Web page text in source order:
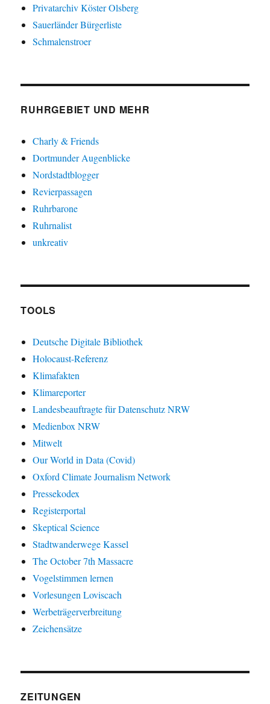
Privatarchiv Köster Olsberg
Sauerländer Bürgerliste
Schmalenstroer
RUHRGEBIET UND MEHR
Charly & Friends
Dortmunder Augenblicke
Nordstadtblogger
Revierpassagen
Ruhrbarone
Ruhrnalist
unkreativ
TOOLS
Deutsche Digitale Bibliothek
Holocaust-Referenz
Klimafakten
Klimareporter
Landesbeauftragte für Datenschutz NRW
Medienbox NRW
Mitwelt
Our World in Data (Covid)
Oxford Climate Journalism Network
Pressekodex
Registerportal
Skeptical Science
Stadtwanderwege Kassel
The October 7th Massacre
Vogelstimmen lernen
Vorlesungen Loviscach
Werbeträgerverbreitung
Zeichensätze
ZEITUNGEN